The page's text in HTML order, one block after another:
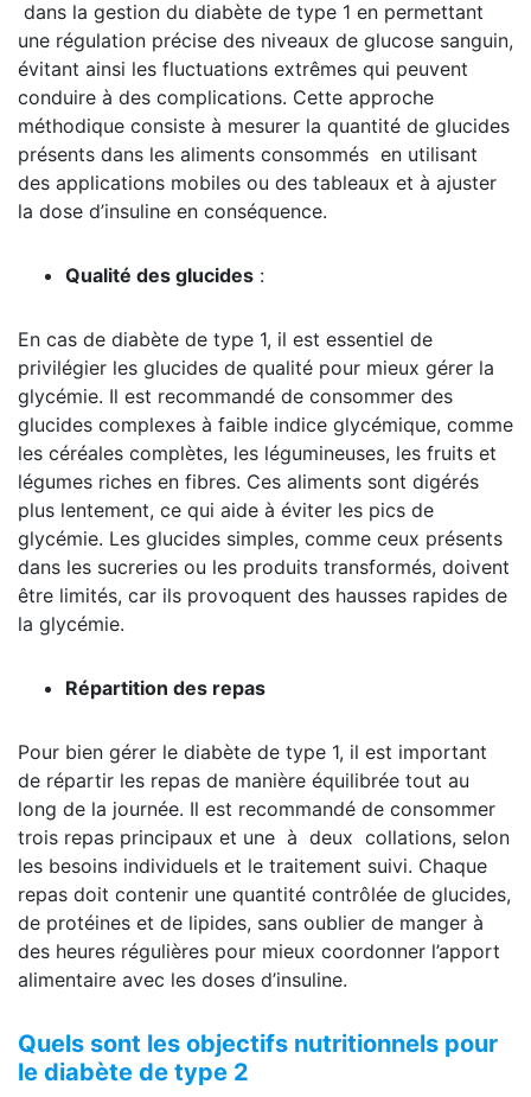
dans la gestion du diabète de type 1 en permettant
une régulation précise des niveaux de glucose sanguin,
évitant ainsi les fluctuations extrêmes qui peuvent
conduire à des complications. Cette approche
méthodique consiste à mesurer la quantité de glucides
présents dans les aliments consommés en utilisant
des applications mobiles ou des tableaux et à ajuster
la dose d’insuline en conséquence.
Qualité des glucides :
En cas de diabète de type 1, il est essentiel de
privilégier les glucides de qualité pour mieux gérer la
glycémie. Il est recommandé de consommer des
glucides complexes à faible indice glycémique, comme
les céréales complètes, les légumineuses, les fruits et
légumes riches en fibres. Ces aliments sont digérés
plus lentement, ce qui aide à éviter les pics de
glycémie. Les glucides simples, comme ceux présents
dans les sucreries ou les produits transformés, doivent
être limités, car ils provoquent des hausses rapides de
la glycémie.
Répartition des repas
Pour bien gérer le diabète de type 1, il est important
de répartir les repas de manière équilibrée tout au
long de la journée. Il est recommandé de consommer
trois repas principaux et une à deux collations, selon
les besoins individuels et le traitement suivi. Chaque
repas doit contenir une quantité contrôlée de glucides,
de protéines et de lipides, sans oublier de manger à
des heures régulières pour mieux coordonner l’apport
alimentaire avec les doses d’insuline.
Quels sont les objectifs nutritionnels pour
le diabète de type 2